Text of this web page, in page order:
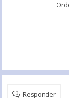
Responder